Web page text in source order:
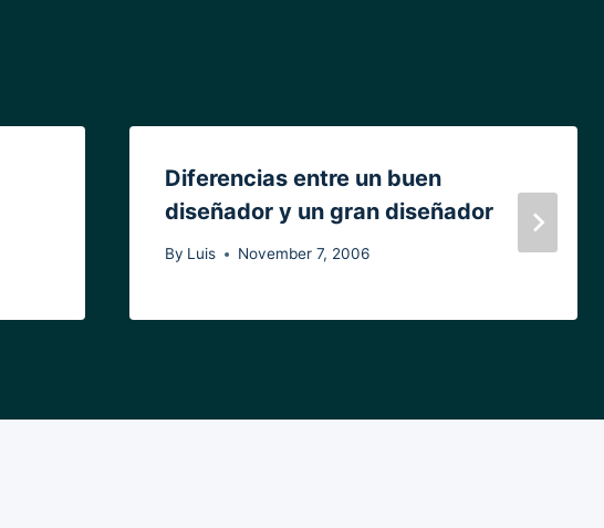
Diferencias entre un buen
diseñador y un gran diseñador
By Luis November 7, 2006